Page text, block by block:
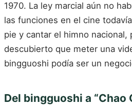
1970. La ley marcial aún no
las funciones en el cine
pie y cantar el himno nacional,
descubierto que meter una
bingguoshi podía ser un
Del bingguoshi a “Chao